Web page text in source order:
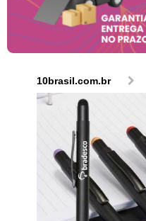
10brasil.com.br